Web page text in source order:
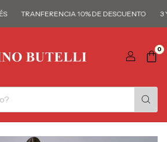
TRANFERENCIA 10% DE DESCUENTO 3 Y 6
0